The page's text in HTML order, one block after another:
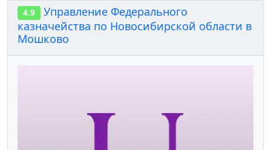
4.9
Управление Федерального
казначейства по Новосибирской области в
Мошково